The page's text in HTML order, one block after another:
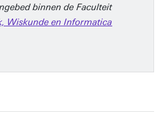
binnen de Faculteit
Wiskunde en Informatica